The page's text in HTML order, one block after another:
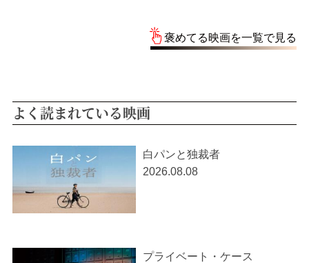
褒めてる映画を一覧で見る
よく読まれている映画
白パンと独裁者
2026.08.08
プライベート・ケース